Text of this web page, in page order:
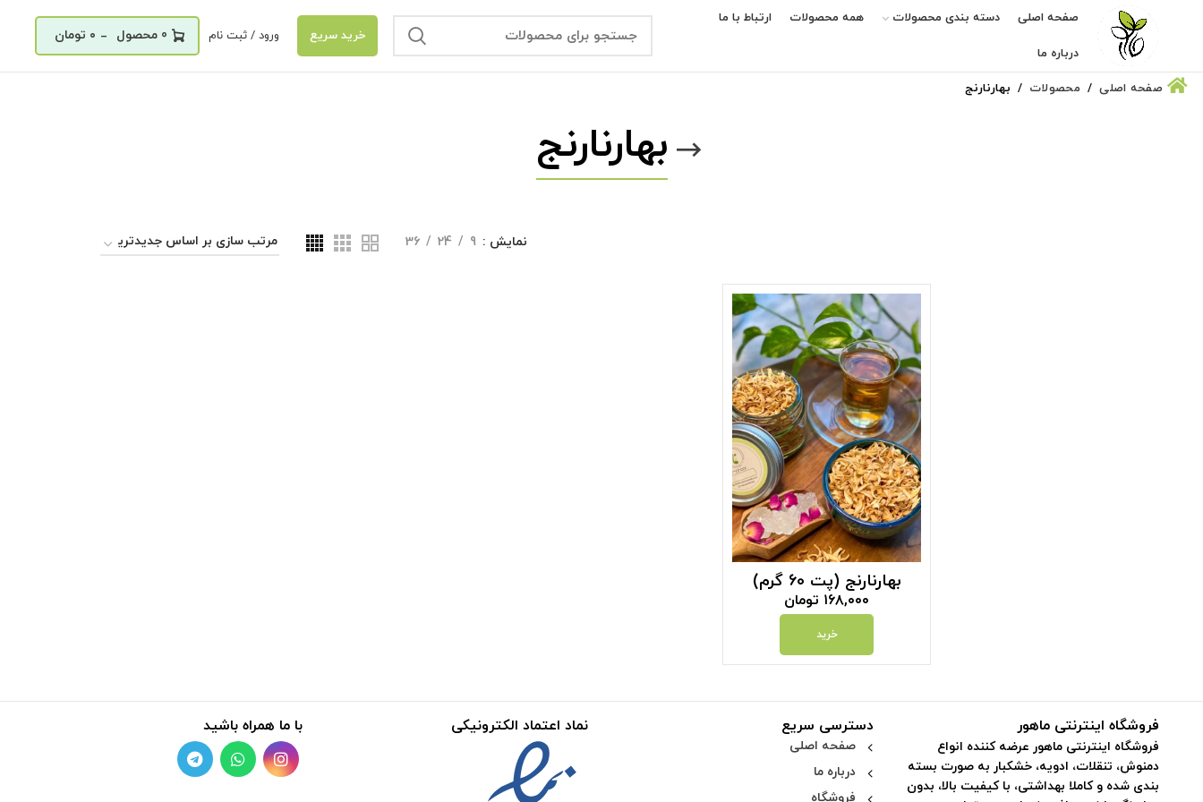
صفحه اصلی دسته بندی محصولات همه محصولات ارتباط با ما
درباره ما
خرید سریع ورود / ثبت نام 0
_ ۰ تومان
صفحه اصلی محصولات بهارنارنج
بهارنارنج
نمایش 9
24
36
بهارنارنج (پت 60 گرم)
۱۶۸,۰۰۰ تومان
خرید
با ما همراه باشید نماد اعتماد الکترونیکی دسترسی سریع
صفحه اصلی
درباره ما
فروشگاه
فروشگاه اینترنتی ماهور
فروشگاه اینترنتی ماهور عرضه کننده انواع
دمنوش، تنقلات، ادویه، خشکبار به صورت بسته
بندی شده و کاملا بهداشتی، با کیفیت بالا، بدون